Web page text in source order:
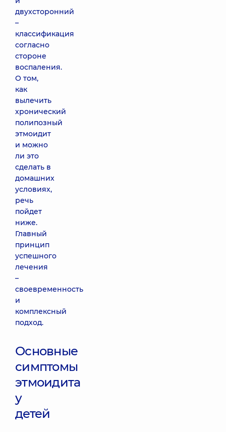
двухсторонний
–
классификация
согласно
стороне
воспаления.
О том,
как
вылечить
хронический
полипозный
этмоидит
и можно
ли это
сделать в
домашних
условиях,
речь
пойдет
ниже.
Главный
принцип
успешного
лечения
–
своевременность
и
комплексный
подход.
Основные
симптомы
этмоидита
у
детей